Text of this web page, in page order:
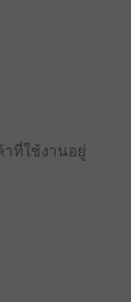
ที่ใช้งานอยู่